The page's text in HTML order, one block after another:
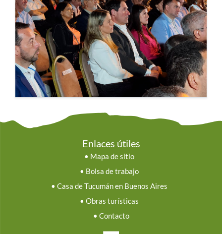
Enlaces útiles
• Mapa de sitio
• Bolsa de trabajo
• Casa de Tucumán en Buenos Aires
• Obras turísticas
• Contacto